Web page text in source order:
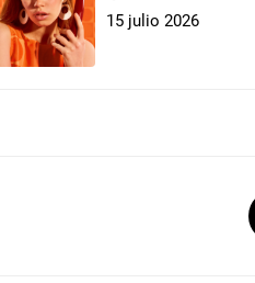
15 julio 2026